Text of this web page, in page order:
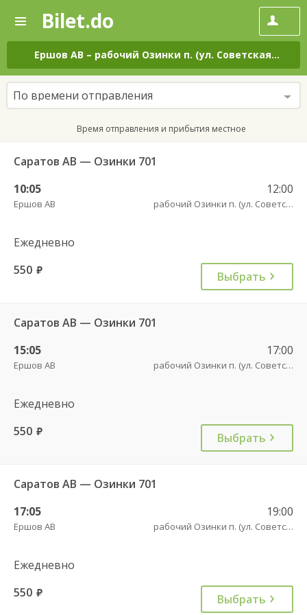
—
Поиск
и
покупка
билетов
на
автобус
онлайн
Bilet.do
Ершов АВ – рабочий Озинки п. (ул. Советская, 20)
По времени отправления
Время отправления и прибытия местное
Саратов АВ — Озинки 701
10:05
Ершов АВ
12:00
рабочий Озинки п. (ул. Советская, 20)
Ежедневно
550 руб. Выбрать
Саратов АВ — Озинки 701
15:05
Ершов АВ
17:00
рабочий Озинки п. (ул. Советская, 20)
Ежедневно
550 руб. Выбрать
Саратов АВ — Озинки 701
17:05
Ершов АВ
19:00
рабочий Озинки п. (ул. Советская, 20)
Ежедневно
550 руб. Выбрать